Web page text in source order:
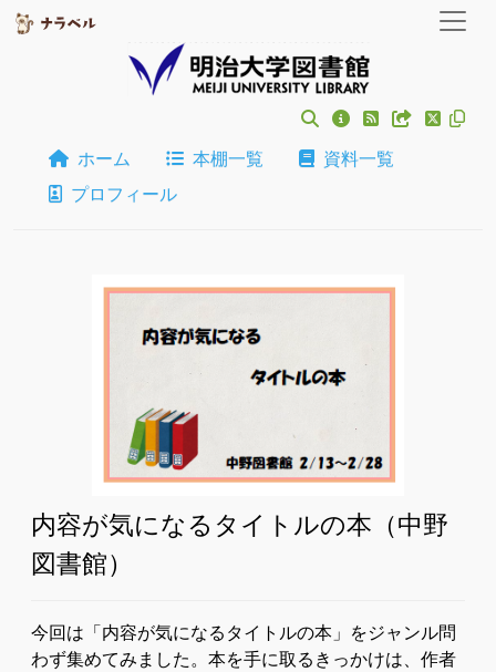
ホーム 本棚一覧
資料一覧
プロフィール
内容が気になるタイトルの本（中野
図書館）
今回は「内容が気になるタイトルの本」をジャンル問
わず集めてみました。本を手に取るきっかけは、作者